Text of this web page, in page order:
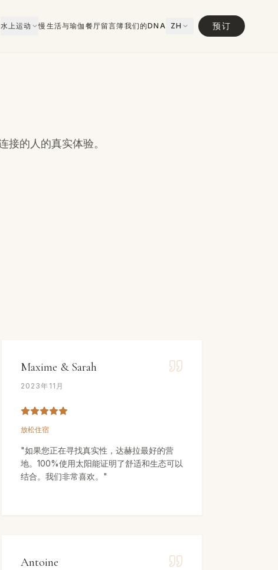
水上运动 慢生活与瑜伽 餐厅留言簿我们的DNA ZH 预订
的人的真实体验。
Maxime & Sarah
2023年11月
放松住宿
"如果您正在寻找真实性，达赫拉最好的营
地。100%使用太阳能证明了舒适和生态可以
结合。我们非常喜欢。 "
Antoine